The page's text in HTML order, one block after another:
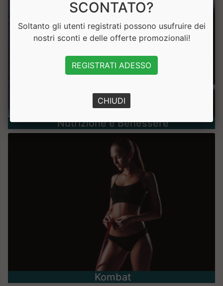
Nutrizione e Benessere
Kombat
SCONTATO?
Soltanto gli utenti registrati possono usufruire dei
nostri sconti e delle offerte promozionali!
REGISTRATI ADESSO
CHIUDI